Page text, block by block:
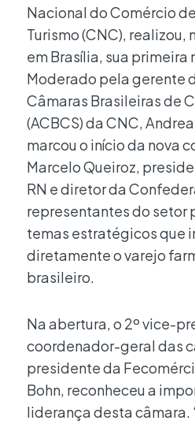
Nacional do Comércio
Turismo (CNC), realizou,
em Brasília, sua primeira
Moderado pela gerente
Câmaras Brasileiras de
(ACBCS) da CNC,
marcou o início da nova
Marcelo Queiroz,
RN e diretor da
representantes do setor
temas estratégicos que
diretamente o varejo
brasileiro.
Na abertura, o 2º vice-
coordenador-geral das
presidente da
Bohn, reconheceu a
liderança desta câmara.